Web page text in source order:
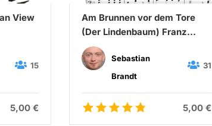
View
15
5,00 €
Am Brunnen vor dem Tore
(Der Lindenbaum) Franz
Schubert & Wilhelm Müller
Sebastian
Brandt
31
5,00 €